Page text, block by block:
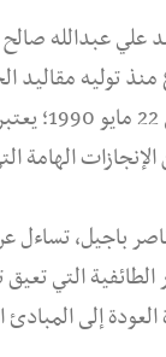
منذ توليه
الوحدة
باجيل، تساءل عن
الطائفية التي
إلى المبادئ